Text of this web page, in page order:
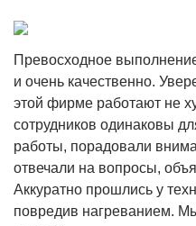
Превосходное
и очень качественно.
этой фирме работают не
сотрудников одинаковы
работы, порадовали
отвечали на вопросы,
Аккуратно прошлись у
повредив нагреванием.